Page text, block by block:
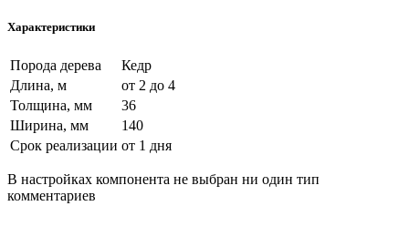
Характеристики
Порода дерева
Кедр
Длина, м
от 2 до 4
Толщина, мм
36
Ширина, мм
140
Срок реализации от 1 дня
В настройках компонента не выбран ни один тип
комментариев